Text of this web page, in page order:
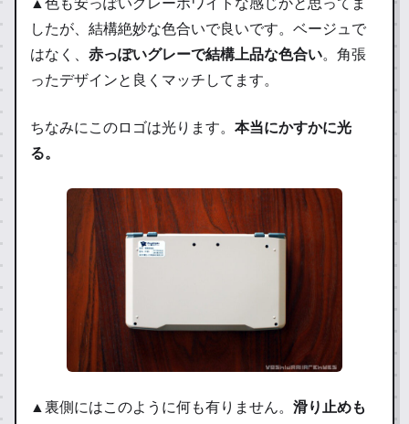
▲色も安っぽいグレーホワイトな感じかと思ってま
したが、結構絶妙な色合いで良いです。ベージュで
はなく、 赤っぽいグレーで結構上品な色合い。角張
ったデザインと良くマッチしてます。
ちなみにこのロゴは光ります。 本当にかすかに光
る。
▲裏側にはこのように何も有りません。 滑り止めも